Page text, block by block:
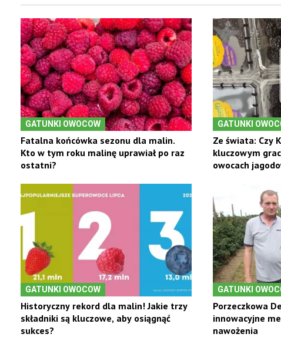
GATUNKI OWOCOW
Fatalna końcówka sezonu dla malin.
Kto w tym roku malinę uprawiał po raz
ostatni?
GATUNKI
Ze świata: Czy
kluczowym
owocach
GATUNKI OWOCOW
Historyczny rekord dla malin! Jakie trzy
składniki są kluczowe, aby osiągnąć
sukces?
GATUNKI
Porzeczkowa
innowacyjne
nawożenia